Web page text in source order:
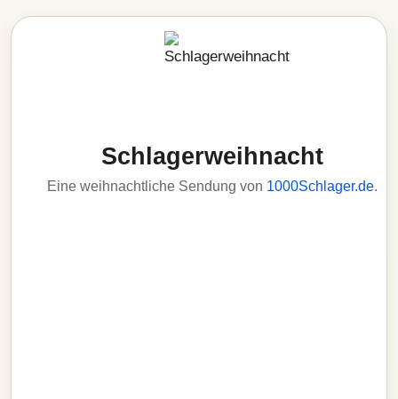
Schlagerweihnacht
Eine weihnachtliche Sendung von 1000Schlager.de.